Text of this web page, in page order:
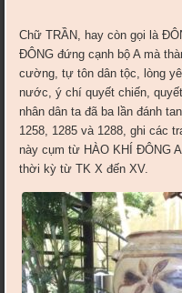
Chữ TRẦN, hay còn gọi là
ĐÔNG đứng cạnh bộ A mà
cường, tự tôn dân tộc, lòng
nước, ý chí quyết chiến,
nhân dân ta đã ba lần đánh
1258, 1285 và 1288, ghi các
này cụm từ HÀO KHÍ ĐÔNG
thời kỳ từ TK X đến XV.